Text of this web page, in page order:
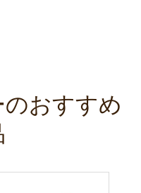
おすすめ